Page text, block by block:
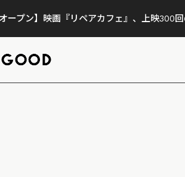
オープン】映画『リペアカフェ』、上映300